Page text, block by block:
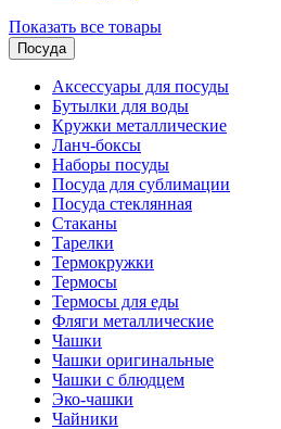
Показать все товары
Посуда
Аксессуары для посуды
Бутылки для воды
Кружки металлические
Ланч-боксы
Наборы посуды
Посуда для сублимации
Посуда стеклянная
Стаканы
Тарелки
Термокружки
Термосы
Термосы для еды
Фляги металлические
Чашки
Чашки оригинальные
Чашки с блюдцем
Эко-чашки
Чайники